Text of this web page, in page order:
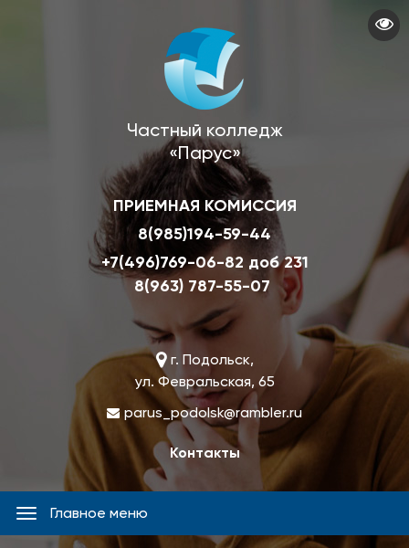
Частный колледж
«Парус»
ПРИЕМНАЯ КОМИССИЯ
8(985)194-59-44
+7(496)769-06-82 доб 231
8(963) 787-55-07
г. Подольск,
ул. Февральская, 65
parus_podolsk@rambler.ru
Контакты
Главное
меню
Главное меню